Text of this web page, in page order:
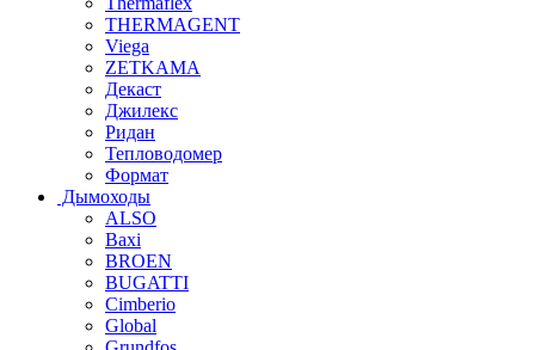
THERMAGENT
Viega
ZETKAMA
Декаст
Джилекс
Ридан
Тепловодомер
Формат
Дымоходы
ALSO
Baxi
BROEN
BUGATTI
Cimberio
Global